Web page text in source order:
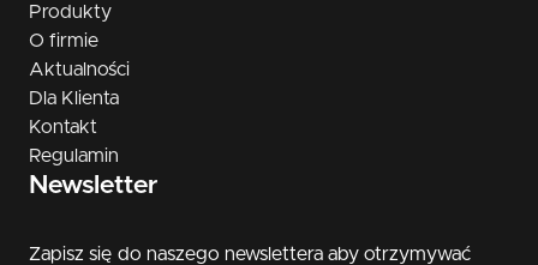
Produkty
O firmie
Aktualności
Dla Klienta
Kontakt
Regulamin
Newsletter
Zapisz się do naszego newslettera aby otrzymywać